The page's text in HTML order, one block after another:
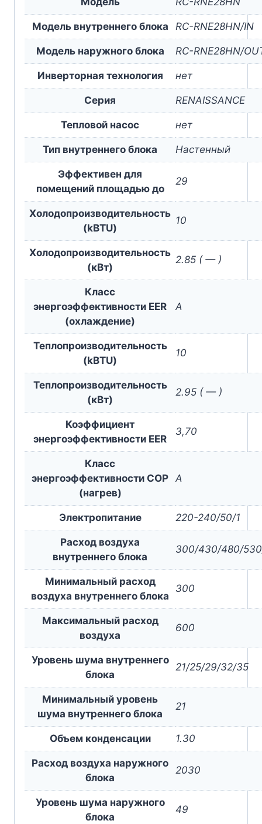
Модель внутреннего блока RC-RNE28HN/IN
Модель наружного блока RC-RNE28HN/
Инверторная технология нет
Серия RENAISSANCE
Тепловой насос нет
Тип внутреннего блока Настенный
Эффективен для
помещений площадью до
29
Холодопроизводительность
(kBTU)
10
Холодопроизводительность
(кВт)
2.85 ( — )
Класс
энергоэффективности EER
(охлаждение)
A
Теплопроизводительность
(kBTU)
10
Теплопроизводительность
(кВт)
2.95 ( — )
Коэффициент
энергоэффективности EER
3,70
Класс
энергоэффективности COP
(нагрев)
A
Электропитание 220-240/50/1
Расход воздуха
внутреннего блока
300/430/480/
Минимальный расход
воздуха внутреннего блока
300
Максимальный расход
воздуха
600
Уровень шума внутреннего
блока
21/25/29/32/35
Минимальный уровень
шума внутреннего блока
21
Объем конденсации 1.30
Расход воздуха наружного
блока
2030
Уровень шума наружного
блока
49